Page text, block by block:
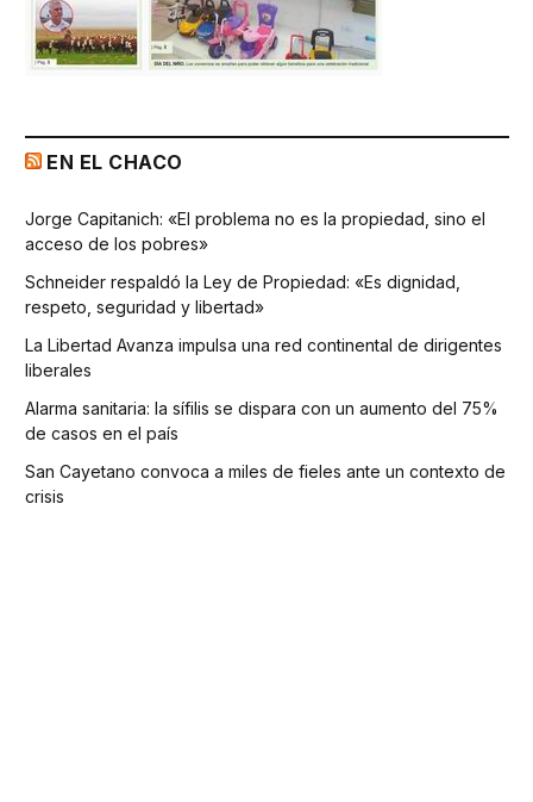
EN EL CHACO
Jorge Capitanich: «El problema no es la propiedad, sino el
acceso de los pobres»
Schneider respaldó la Ley de Propiedad: «Es dignidad,
respeto, seguridad y libertad»
La Libertad Avanza impulsa una red continental de dirigentes
liberales
Alarma sanitaria: la sífilis se dispara con un aumento del 75%
de casos en el país
San Cayetano convoca a miles de fieles ante un contexto de
crisis